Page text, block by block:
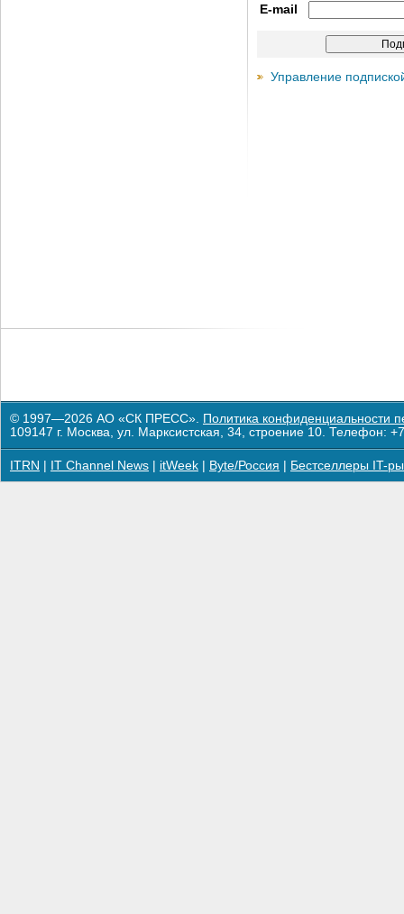
E-mail
Управление
© 1997—2026 АО «СК ПРЕСС». Политика конфиденциальности
109147 г. Москва, ул. Марксистская, 34, строение 10. Телефон:
ITRN IT Channel News itWeek Byte/Россия Бестселлеры IT-